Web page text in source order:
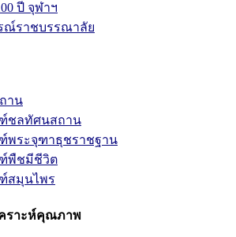
ปี จุฬาฯ
ณ์ราชบรรณาลัย
าน
ชลทัศนสถาน
ระจุฑาธุชราชฐาน
พืชมีชีวิต
มุนไพร
คราะห์คุณภาพ